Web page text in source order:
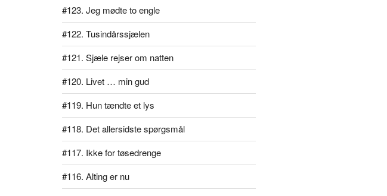
#123. Jeg mødte to engle
#122. Tusindårssjælen
#121. Sjæle rejser om natten
#120. Livet … min gud
#119. Hun tændte et lys
#118. Det allersidste spørgsmål
#117. Ikke for tøsedrenge
#116. Alting er nu